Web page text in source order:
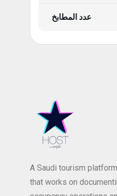
عدد المطابخ
A Saudi tourism
that works on